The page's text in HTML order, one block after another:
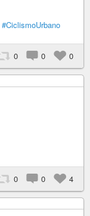
#CiclismoUrbano
0 0 0
0 0 4